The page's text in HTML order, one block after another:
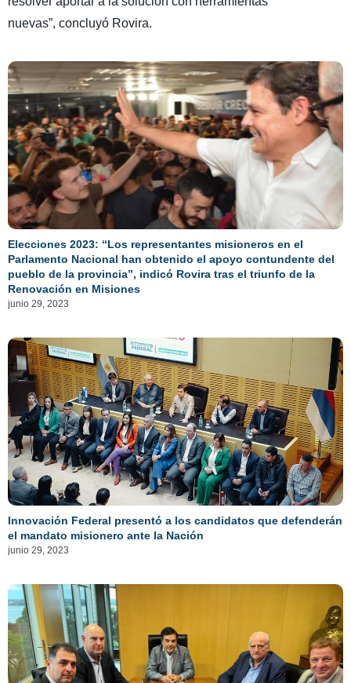
nuevas”, concluyó Rovira.
Elecciones 2023: “Los representantes misioneros en el
Parlamento Nacional han obtenido el apoyo contundente del
pueblo de la provincia”, indicó Rovira tras el triunfo de la
Renovación en Misiones
junio 29, 2023
Innovación Federal presentó a los candidatos que defenderán
el mandato misionero ante la Nación
junio 29, 2023